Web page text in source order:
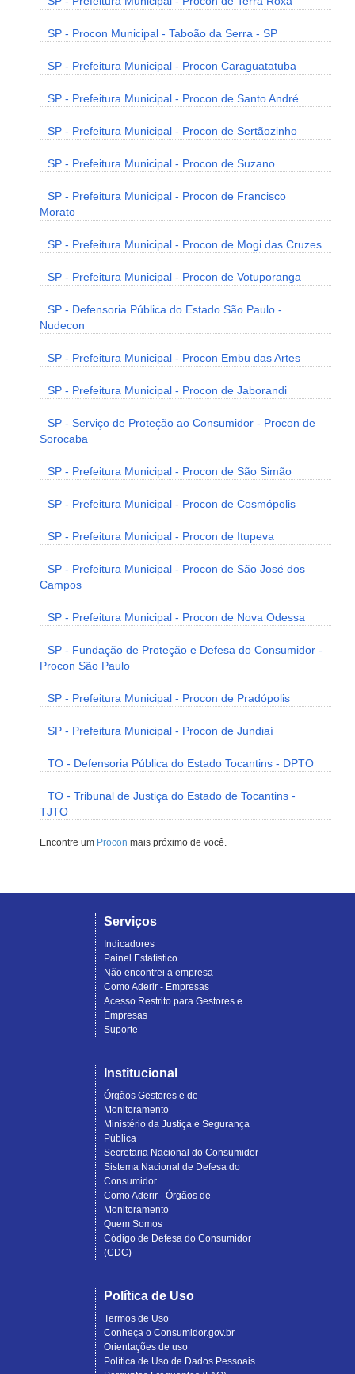
SP - Procon Municipal - Taboão da Serra - SP
SP - Prefeitura Municipal - Procon Caraguatatuba
SP - Prefeitura Municipal - Procon de Santo André
SP - Prefeitura Municipal - Procon de Sertãozinho
SP - Prefeitura Municipal - Procon de Suzano
SP - Prefeitura Municipal - Procon de Francisco
Morato
SP - Prefeitura Municipal - Procon de Mogi das Cruzes
SP - Prefeitura Municipal - Procon de Votuporanga
SP - Defensoria Pública do Estado São Paulo -
Nudecon
SP - Prefeitura Municipal - Procon Embu das Artes
SP - Prefeitura Municipal - Procon de Jaborandi
SP - Serviço de Proteção ao Consumidor - Procon de
Sorocaba
SP - Prefeitura Municipal - Procon de São Simão
SP - Prefeitura Municipal - Procon de Cosmópolis
SP - Prefeitura Municipal - Procon de Itupeva
SP - Prefeitura Municipal - Procon de São José dos
Campos
SP - Prefeitura Municipal - Procon de Nova Odessa
SP - Fundação de Proteção e Defesa do Consumidor -
Procon São Paulo
SP - Prefeitura Municipal - Procon de Pradópolis
SP - Prefeitura Municipal - Procon de Jundiaí
TO - Defensoria Pública do Estado Tocantins - DPTO
TO - Tribunal de Justiça do Estado de Tocantins -
TJTO
Encontre um Procon mais próximo de você.
Serviços
Indicadores
Painel Estatístico
Não encontrei a empresa
Como Aderir - Empresas
Acesso Restrito para Gestores e
Empresas
Suporte
Institucional
Órgãos Gestores e de
Monitoramento
Ministério da Justiça e Segurança
Pública
Secretaria Nacional do Consumidor
Sistema Nacional de Defesa do
Consumidor
Como Aderir - Órgãos de
Monitoramento
Quem Somos
Código de Defesa do Consumidor
(CDC)
Política de Uso
Termos de Uso
Conheça o Consumidor.gov.br
Orientações de uso
Política de Uso de Dados Pessoais